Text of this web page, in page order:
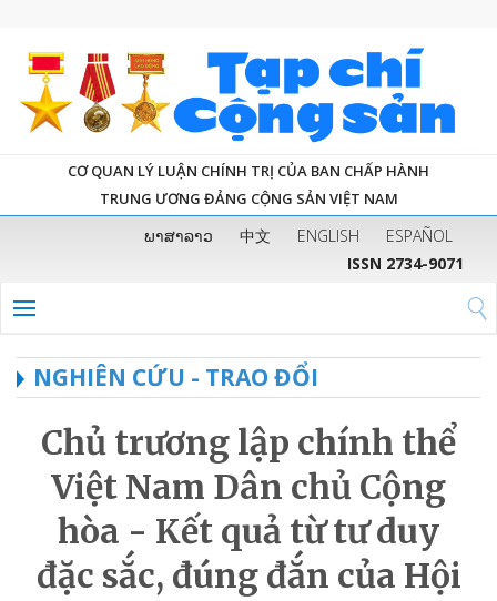
CƠ QUAN LÝ LUẬN CHÍNH TRỊ CỦA BAN CHẤP HÀNH
TRUNG ƯƠNG ĐẢNG CỘNG SẢN VIỆT NAM
ພາສາລາວ 中文 ENGLISH
ESPAÑOL
ISSN 2734-9071
NGHIÊN CỨU - TRAO ĐỔI
Chủ trương lập chính thể
Việt Nam Dân chủ Cộng
hòa - Kết quả từ tư duy
đặc sắc, đúng đắn của Hội